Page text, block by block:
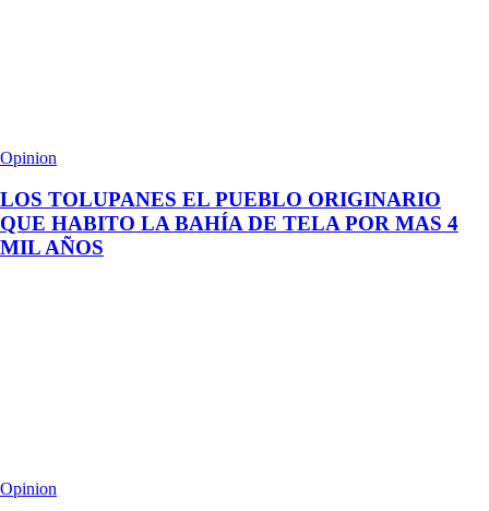
Opinion
LOS TOLUPANES EL PUEBLO ORIGINARIO
QUE HABITO LA BAHÍA DE TELA POR MAS 4
MIL AÑOS
Opinion